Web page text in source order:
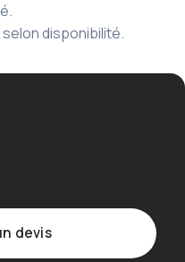
disponibilité.
devis